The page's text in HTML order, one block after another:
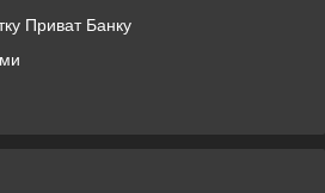
Приват Банку